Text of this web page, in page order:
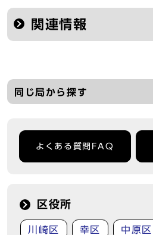
関連情報
同じ局から探す
よくある質問FAQ
区役所
川崎区 幸区 中原区